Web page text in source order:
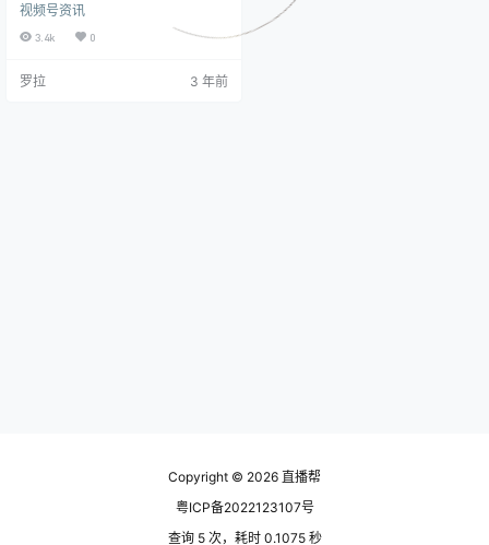
细节]2.mp4 第一课: 齐齐线上课(人
货场及细节 ] 3.mp4 第二课 : 齐齐老
术拆解及框架）2.mp4 第二课: 齐齐
视频号资讯
3.4k 0
罗拉 3 年前
Copyright © 2026 直播帮
粤ICP备2022123107号
查询 5 次，耗时 0.1075 秒